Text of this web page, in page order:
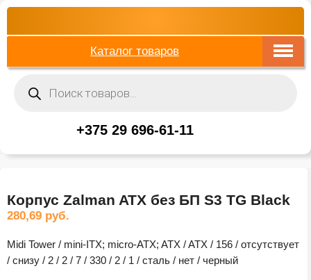
Каталог товаров
товаров
+375 29 696-61-11
Корпус Zalman ATX без БП S3 TG Black
280,69 руб.
Midi Tower / mini-ITX; micro-ATX; ATX / ATX / 156 / отсутствует
/ снизу / 2 / 2 / 7 / 330 / 2 / 1 / сталь / нет / черный